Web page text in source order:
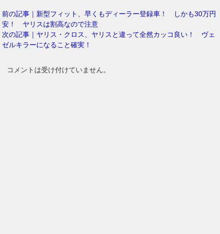
前の記事｜新型フィット、早くもディーラー登録車！ しかも30万円
安！ ヤリスは割高なので注意
次の記事｜ヤリス・クロス、ヤリスと違って全然カッコ良い！ ヴェ
ゼルキラーになること確実！
コメントは受け付けていません。